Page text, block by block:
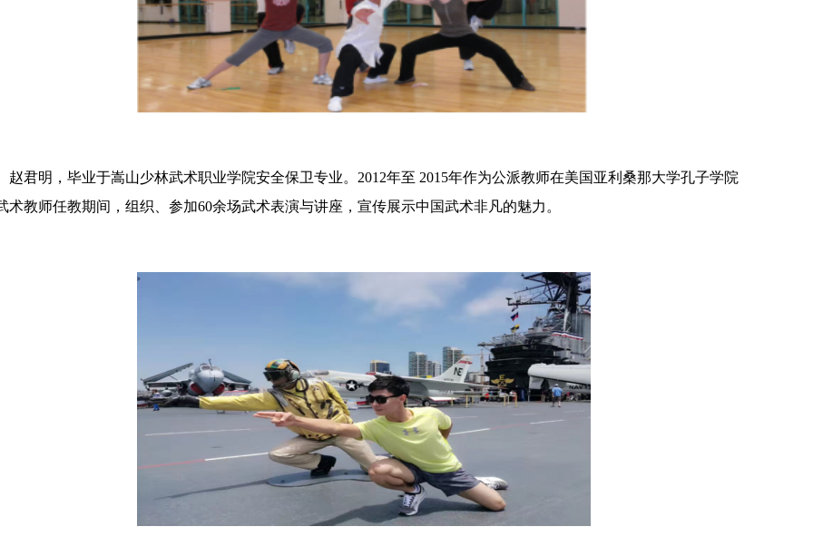
赵君明，毕业于嵩山少林武术职业学院安全保卫专业。2012年至 2015年作为公派教师在美国亚利桑那大学孔子学院
术教师任教期间，组织、参加60余场武术表演与讲座，宣传展示中国武术非凡的魅力。